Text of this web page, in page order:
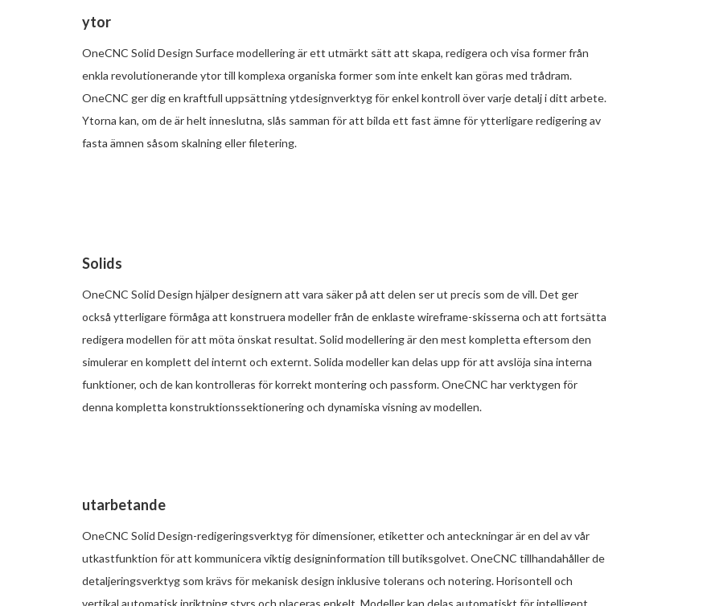
ytor
OneCNC Solid Design Surface modellering är ett utmärkt sätt att skapa, redigera och visa former från
enkla revolutionerande ytor till komplexa organiska former som inte enkelt kan göras med trådram.
OneCNC ger dig en kraftfull uppsättning ytdesignverktyg för enkel kontroll över varje detalj i ditt arbete.
Ytorna kan, om de är helt inneslutna, slås samman för att bilda ett fast ämne för ytterligare redigering av
fasta ämnen såsom skalning eller filetering.
Solids
OneCNC Solid Design hjälper designern att vara säker på att delen ser ut precis som de vill. Det ger
också ytterligare förmåga att konstruera modeller från de enklaste wireframe-skisserna och att fortsätta
redigera modellen för att möta önskat resultat. Solid modellering är den mest kompletta eftersom den
simulerar en komplett del internt och externt. Solida modeller kan delas upp för att avslöja sina interna
funktioner, och de kan kontrolleras för korrekt montering och passform. OneCNC har verktygen för
denna kompletta konstruktionssektionering och dynamiska visning av modellen.
utarbetande
OneCNC Solid Design-redigeringsverktyg för dimensioner, etiketter och anteckningar är en del av vår
utkastfunktion för att kommunicera viktig designinformation till butiksgolvet. OneCNC tillhandahåller de
detaljeringsverktyg som krävs för mekanisk design inklusive tolerans och notering. Horisontell och
vertikal automatisk inriktning styrs och placeras enkelt. Modeller kan delas automatiskt för intelligent